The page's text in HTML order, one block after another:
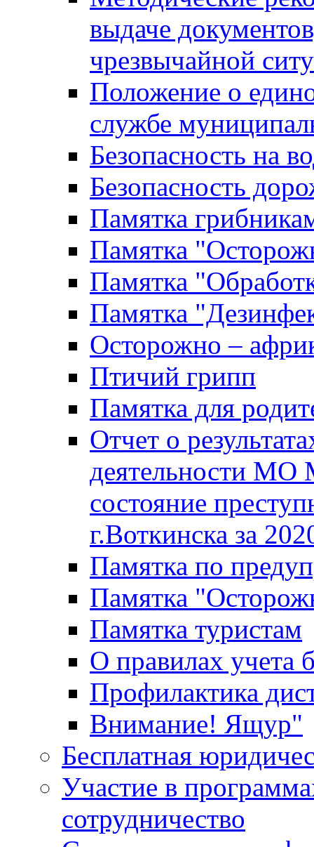
выдаче
чрезвычайной
Положение о
службе
Безопасность на
Безопасность
Памятка
Памятка
Памятка
Памятка
Осторожно –
Птичий грипп
Памятка для
Отчет о
деятельности МО
состояние
г.Воткинска за
Памятка по
Памятка
Памятка туристам
О правилах учета
Профилактика
Внимание! Ящур"
Бесплатная
Участие в
сотрудничество